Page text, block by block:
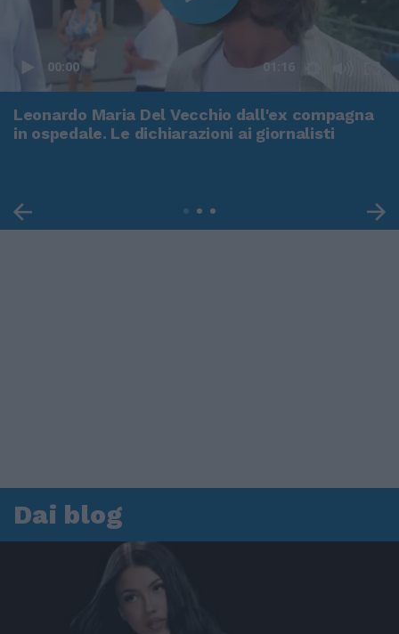
00:00 01:16
Leonardo Maria Del Vecchio dall'ex compagna
in ospedale. Le dichiarazioni ai giornalisti
Dai blog